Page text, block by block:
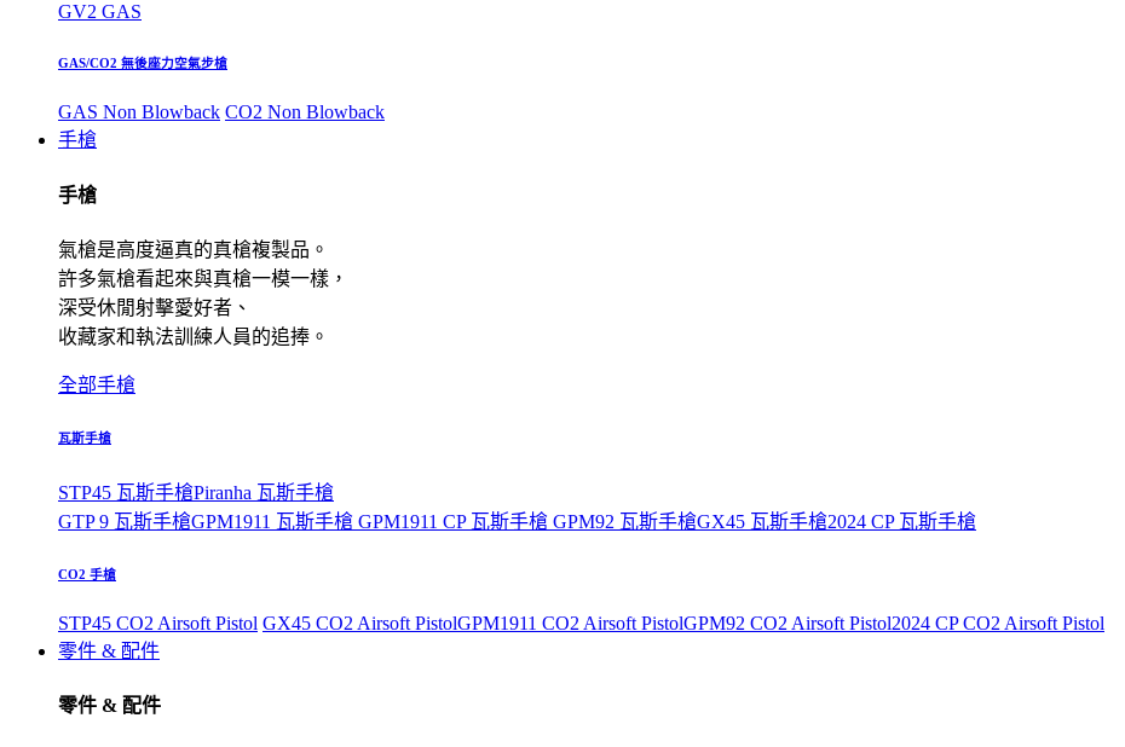
GV2 GAS
GAS/CO2 無後座力空氣步槍
GAS Non Blowback CO2 Non Blowback
手槍
手槍
氣槍是高度逼真的真槍複製品。
許多氣槍看起來與真槍一模一樣，
深受休閒射擊愛好者、
收藏家和執法訓練人員的追捧。
全部手槍
瓦斯手槍
STP45 瓦斯手槍Piranha 瓦斯手槍
GTP 9 瓦斯手槍GPM1911 瓦斯手槍 GPM1911 CP 瓦斯手槍 GPM92 瓦斯手槍GX45 瓦斯手槍2024 CP 瓦斯手槍
CO2 手槍
STP45 CO2 Airsoft Pistol GX45 CO2 Airsoft PistolGPM1911 CO2 Airsoft PistolGPM92 CO2 Airsoft Pistol2024 CP CO2 Airsoft Pistol
零件 & 配件
零件 & 配件